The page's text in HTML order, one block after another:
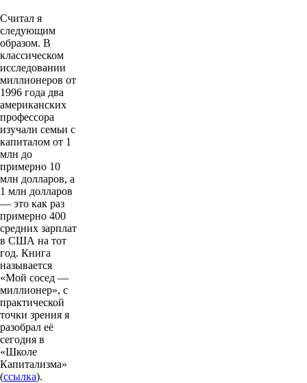
Считал я
следующим
образом. В
классическом
исследовании
миллионеров от
1996 года два
американских
профессора
изучали семьи с
капиталом от 1
млн до
примерно 10
млн долларов, а
1 млн долларов
— это как раз
примерно 400
средних зарплат
в США на тот
год. Книга
называется
«Мой сосед —
миллионер», с
практической
точки зрения я
разобрал её
сегодня в
«Школе
Капитализма»
(ссылка).